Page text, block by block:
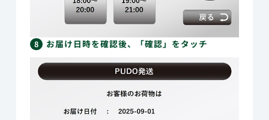
8 お届け日時を確認後、「確認」をタッチ